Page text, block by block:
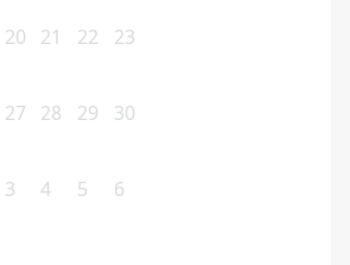
20 21 22 23
27 28 29 30
3 4 5 6